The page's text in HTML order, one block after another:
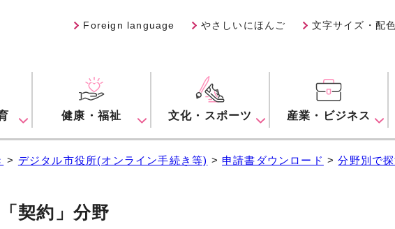
Foreign language やさしいにほんご 文字サイズ・配
健康・福祉 文化・スポーツ 産業・ビジネス
> デジタル市役所(オンライン手続き等) > 申請書ダウンロード >分野別で
「契約」分野